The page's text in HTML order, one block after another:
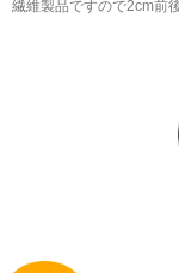
日本語版: https://
＿＿＿＿＿＿＿
▶︎SUZURI
▶︎UP-T up-t.jp/
繊維製品ですので2cm前